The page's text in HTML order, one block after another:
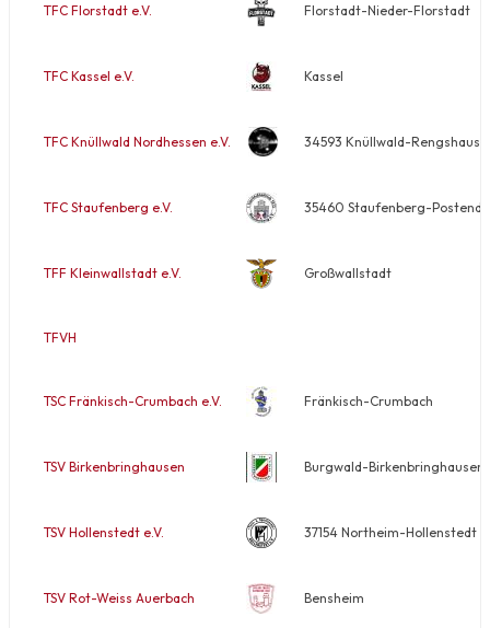
TFC Florstadt e.V. Florstadt-Nieder-Florstadt
TFC Kassel e.V. Kassel
TFC Knüllwald Nordhessen e.V. 34593 Knüllwald-
TFC Staufenberg e.V. 35460 Staufenberg-
TFF Kleinwallstadt e.V. Großwallstadt
TFVH
TSC Fränkisch-Crumbach e.V. Fränkisch-Crumbach
TSV Birkenbringhausen Burgwald-Birkenbringhausen
TSV Hollenstedt e.V. 37154 Northeim-Hollenstedt
TSV Rot-Weiss Auerbach Bensheim